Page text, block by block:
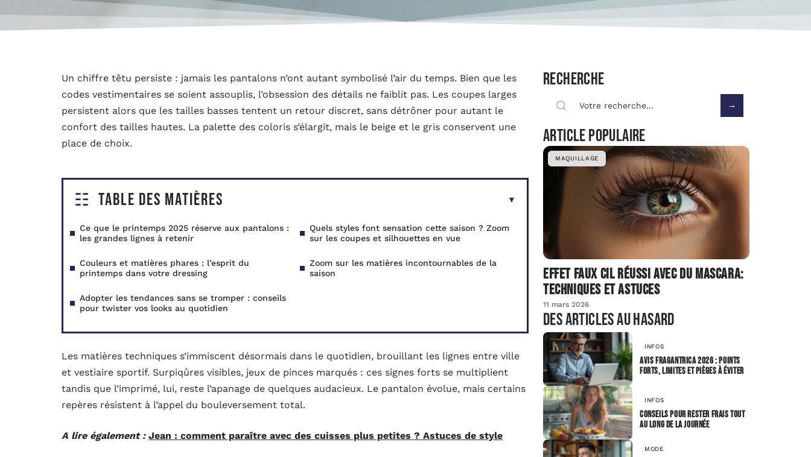
Un chiffre têtu persiste : jamais les pantalons n’ont autant symbolisé l’air du temps. Bien que les
codes vestimentaires se soient assouplis, l’obsession des détails ne faiblit pas. Les coupes larges
persistent alors que les tailles basses tentent un retour discret, sans détrôner pour autant le
confort des tailles hautes. La palette des coloris s’élargit, mais le beige et le gris conservent une
place de choix.
Table des matières
Ce que le printemps 2025 réserve aux pantalons :
les grandes lignes à retenir
Quels styles font sensation cette saison ? Zoom
sur les coupes et silhouettes en vue
Couleurs et matières phares : l’esprit du
printemps dans votre dressing
Zoom sur les matières incontournables de la
saison
Adopter les tendances sans se tromper : conseils
pour twister vos looks au quotidien
Les matières techniques s’immiscent désormais dans le quotidien, brouillant les lignes entre ville
et vestiaire sportif. Surpiqûres visibles, jeux de pinces marqués : ces signes forts se multiplient
tandis que l’imprimé, lui, reste l’apanage de quelques audacieux. Le pantalon évolue, mais certains
repères résistent à l’appel du bouleversement total.
A lire également : Jean : comment paraître avec des cuisses plus petites ? Astuces de style
Recherche
Article populaire
MAQUILLAGE
Effet faux cil réussi avec du mascara:
techniques et astuces
11 mars 2026
Des articles au hasard
INFOS
Avis fragantrica 2026 : points
forts, limites et pièges à éviter
INFOS
Conseils pour rester frais tout
au long de la journée
MODE